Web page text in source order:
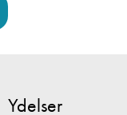
Ydelser